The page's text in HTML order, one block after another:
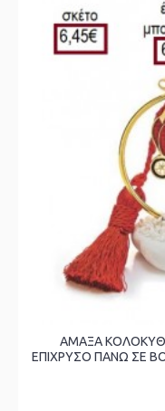
ΑΜΑΞΑ
ΕΠΙΧΡΥΣΟ ΠΑΝΩ ΣΕ